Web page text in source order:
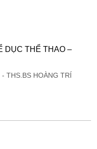
DỤC THỂ THAO –
THS.BS HOÀNG TRÍ